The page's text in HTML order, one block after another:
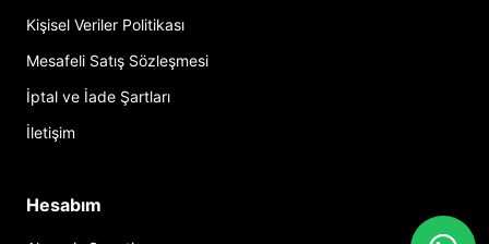
Kişisel Veriler Politikası
Mesafeli Satış Sözleşmesi
İptal ve İade Şartları
İletişim
Hesabım